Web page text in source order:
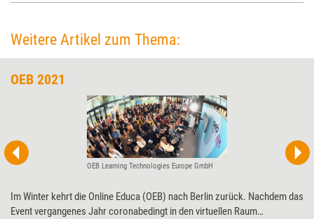
Weitere Artikel zum Thema:
OEB 2021
OEB Learning Technologies Europe GmbH
Im Winter kehrt die Online Educa (OEB) nach Berlin zurück. Nachdem das
Event vergangenes Jahr coronabedingt in den virtuellen Raum